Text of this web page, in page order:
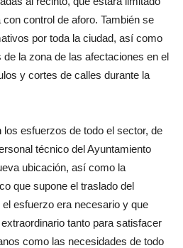
control de aforo. También se
por toda la ciudad, así como
la zona de las afectaciones en el
y cortes de calles durante la
los esfuerzos de todo el sector, de
técnico del Ayuntamiento
ubicación, así como la
que supone el traslado del
esfuerzo era necesario y que
tanto para satisfacer
como las necesidades de todo